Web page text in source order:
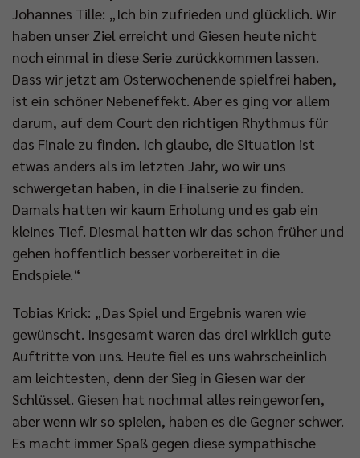
Johannes Tille: „Ich bin zufrieden und glücklich. Wir
haben unser Ziel erreicht und Giesen heute nicht
noch einmal in diese Serie zurückkommen lassen.
Dass wir jetzt am Osterwochenende spielfrei haben,
ist ein schöner Nebeneffekt. Aber es ging vor allem
darum, auf dem Court den richtigen Rhythmus für
das Finale zu finden. Ich glaube, die Situation ist
etwas anders als im letzten Jahr, wo wir uns
schwergetan haben, in die Finalserie zu finden.
Damals hatten wir kaum Erholung und es gab ein
kleines Tief. Diesmal hatten wir das schon früher und
gehen hoffentlich besser vorbereitet in die
Endspiele.“
Tobias Krick: „Das Spiel und Ergebnis waren wie
gewünscht. Insgesamt waren das drei wirklich gute
Auftritte von uns. Heute fiel es uns wahrscheinlich
am leichtesten, denn der Sieg in Giesen war der
Schlüssel. Giesen hat nochmal alles reingeworfen,
aber wenn wir so spielen, haben es die Gegner schwer.
Es macht immer Spaß gegen diese sympathische